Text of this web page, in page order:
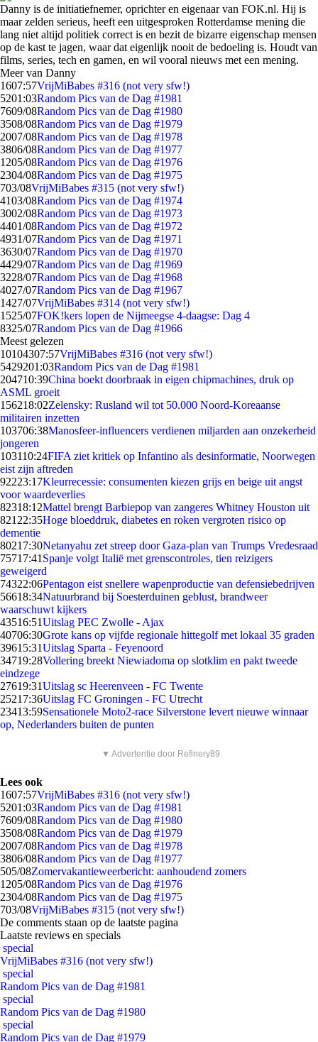
Danny is de initiatiefnemer, oprichter en eigenaar van FOK.nl. Hij is
maar zelden serieus, heeft een uitgesproken Rotterdamse mening die
lang niet altijd politiek correct is en bezit de bizarre eigenschap mensen
op de kast te jagen, waar dat eigenlijk nooit de bedoeling is. Houdt van
films, series, tech en gamen, en wil vooral nieuws met een mening.
Meer van Danny
1607:57VrijMiBabes #316 (not very sfw!)
5201:03Random Pics van de Dag #1981
7609/08Random Pics van de Dag #1980
3508/08Random Pics van de Dag #1979
2007/08Random Pics van de Dag #1978
3806/08Random Pics van de Dag #1977
1205/08Random Pics van de Dag #1976
2304/08Random Pics van de Dag #1975
703/08VrijMiBabes #315 (not very sfw!)
4103/08Random Pics van de Dag #1974
3002/08Random Pics van de Dag #1973
4401/08Random Pics van de Dag #1972
4931/07Random Pics van de Dag #1971
3630/07Random Pics van de Dag #1970
4429/07Random Pics van de Dag #1969
3228/07Random Pics van de Dag #1968
4027/07Random Pics van de Dag #1967
1427/07VrijMiBabes #314 (not very sfw!)
1525/07FOK!kers lopen de Nijmeegse 4-daagse: Dag 4
8325/07Random Pics van de Dag #1966
Meest gelezen
10104307:57VrijMiBabes #316 (not very sfw!)
5429201:03Random Pics van de Dag #1981
204710:39China boekt doorbraak in eigen chipmachines, druk op
ASML groeit
156218:02Zelensky: Rusland wil tot 50.000 Noord-Koreaanse
militairen inzetten
103706:38Manosfeer-influencers verdienen miljarden aan onzekerheid
jongeren
103110:24FIFA ziet kritiek op Infantino als desinformatie, Noorwegen
eist zijn aftreden
92223:17Kleurrecessie: consumenten kiezen grijs en beige uit angst
voor waardeverlies
82318:12Mattel brengt Barbiepop van zangeres Whitney Houston uit
821 22:35Hoge bloeddruk, diabetes en roken vergroten risico op
dementie
80217:30Netanyahu zet streep door Gaza-plan van Trumps Vredesraad
75717:41 Spanje volgt Italië met grenscontroles, tien reizigers
geweigerd
74322:06Pentagon eist snellere wapenproductie van defensiebedrijven
56618:34Natuurbrand bij Soesterduinen geblust, brandweer
waarschuwt kijkers
43516:51Uitslag PEC Zwolle - Ajax
40706:30Grote kans op vijfde regionale hittegolf met lokaal 35 graden
39615:31Uitslag Sparta - Feyenoord
34719:28Vollering breekt Niewiadoma op slotklim en pakt tweede
eindzege
27619:31Uitslag sc Heerenveen - FC Twente
25217:36Uitslag FC Groningen - FC Utrecht
23413:59Sensationele Moto2-race Silverstone levert nieuwe winnaar
op, Nederlanders buiten de punten
▼ Advertentie door Refinery89
Lees ook
1607:57VrijMiBabes #316 (not very sfw!)
5201:03Random Pics van de Dag #1981
7609/08Random Pics van de Dag #1980
3508/08Random Pics van de Dag #1979
2007/08Random Pics van de Dag #1978
3806/08Random Pics van de Dag #1977
505/08Zomervakantieweerbericht: aanhoudend zomers
1205/08Random Pics van de Dag #1976
2304/08Random Pics van de Dag #1975
703/08VrijMiBabes #315 (not very sfw!)
De comments staan op de laatste pagina
Laatste reviews en specials
special
VrijMiBabes #316 (not very sfw!)
special
Random Pics van de Dag #1981
special
Random Pics van de Dag #1980
special
Random Pics van de Dag #1979